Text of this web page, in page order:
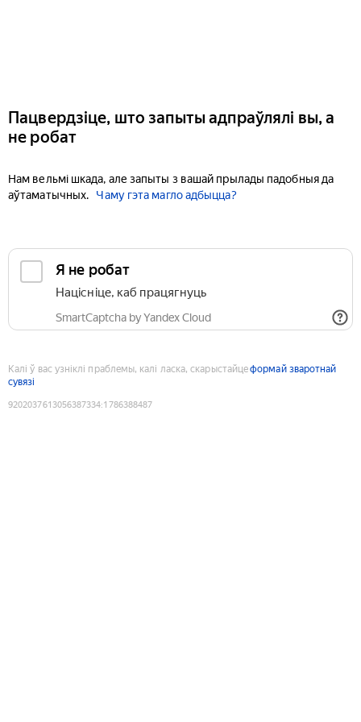
Пацвердзіце, што запыты адпраўлялі вы, а
не робат
Нам вельмі шкада, але запыты з вашай прылады падобныя да
аўтаматычных.
Чаму гэта магло адбыцца?
Я не робат
Націсніце, каб працягнуць
SmartCaptcha by Yandex Cloud
Калі ў вас узніклі праблемы, калі ласка, скарыстайцеформай зваротнай
сувязі
9202037613056387334:1786388487